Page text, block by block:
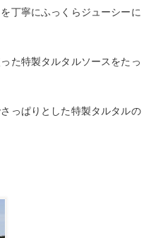
丁寧にふっくらジューシーに
た特製タルタルソースをたっ
っぱりとした特製タルタルの